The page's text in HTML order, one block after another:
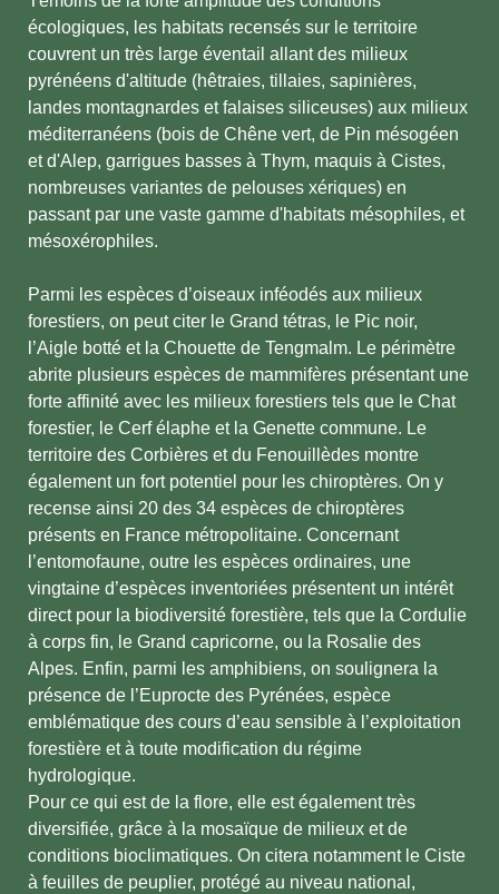
écologiques, les habitats recensés sur le territoire
couvrent un très large éventail allant des milieux
pyrénéens d'altitude (hêtraies, tillaies, sapinières,
landes montagnardes et falaises siliceuses) aux milieux
méditerranéens (bois de Chêne vert, de Pin mésogéen
et d'Alep, garrigues basses à Thym, maquis à Cistes,
nombreuses variantes de pelouses xériques) en
passant par une vaste gamme d'habitats mésophiles, et
mésoxérophiles.
Parmi les espèces d’oiseaux inféodés aux milieux
forestiers, on peut citer le Grand tétras, le Pic noir,
l’Aigle botté et la Chouette de Tengmalm. Le périmètre
abrite plusieurs espèces de mammifères présentant une
forte affinité avec les milieux forestiers tels que le Chat
forestier, le Cerf élaphe et la Genette commune. Le
territoire des Corbières et du Fenouillèdes montre
également un fort potentiel pour les chiroptères. On y
recense ainsi 20 des 34 espèces de chiroptères
présents en France métropolitaine. Concernant
l’entomofaune, outre les espèces ordinaires, une
vingtaine d’espèces inventoriées présentent un intérêt
direct pour la biodiversité forestière, tels que la Cordulie
à corps fin, le Grand capricorne, ou la Rosalie des
Alpes. Enfin, parmi les amphibiens, on soulignera la
présence de l’Euprocte des Pyrénées, espèce
emblématique des cours d’eau sensible à l’exploitation
forestière et à toute modification du régime
hydrologique.
Pour ce qui est de la flore, elle est également très
diversifiée, grâce à la mosaïque de milieux et de
conditions bioclimatiques. On citera notamment le Ciste
à feuilles de peuplier, protégé au niveau national,